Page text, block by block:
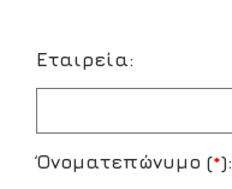
Εταιρεία:
Όνοματεπώνυμο (*):